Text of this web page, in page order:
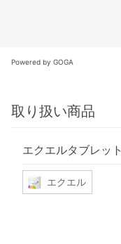
Powered by GOGA
取り扱い商品
エクエルタブレット
エクエル